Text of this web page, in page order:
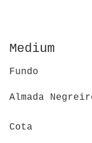
Medium
Fundo
Almada
Cota